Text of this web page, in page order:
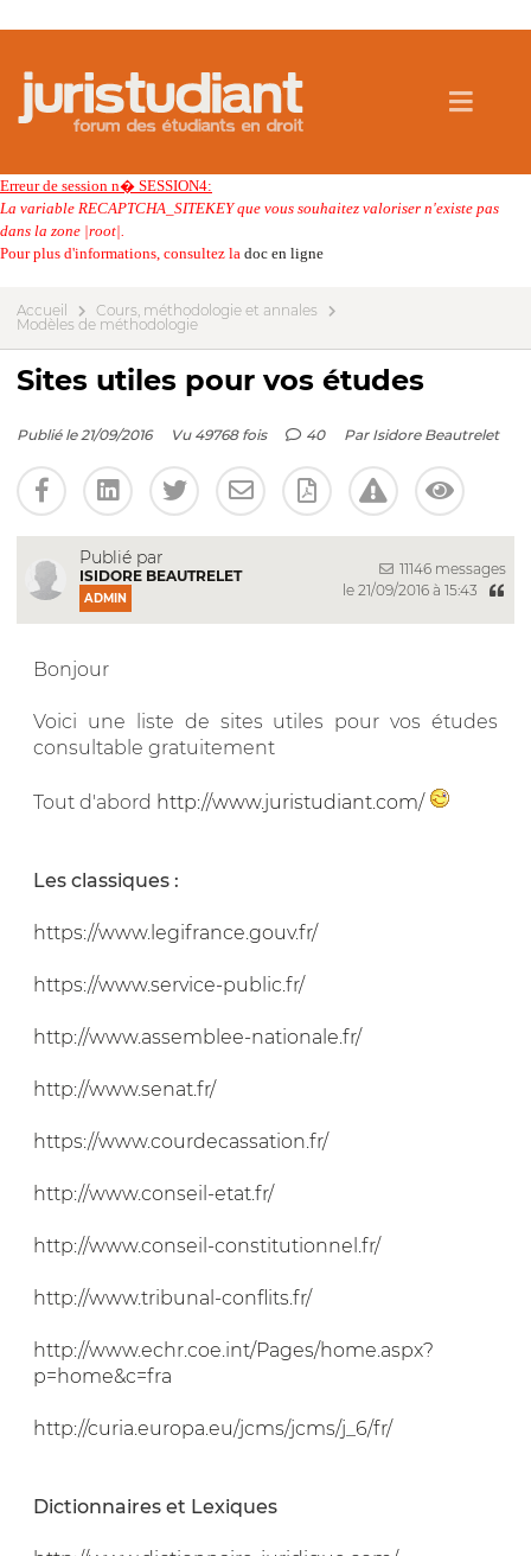
Erreur de session n� SESSION4:
La variable RECAPTCHA_SITEKEY que vous souhaitez valoriser n'existe pas
dans la zone |root|.
Pour plus d'informations, consultez la doc en ligne
Accueil
Cours, méthodologie et annales
Modèles de méthodologie
Sites utiles pour vos études
Publié le 21/09/2016 Vu 49768 fois 40 Par Isidore Beautrelet
Publié par
ISIDORE BEAUTRELET
ADMIN
11146 messages
le 21/09/2016 à 15:43
Bonjour
Voici une liste de sites utiles pour vos études
consultable gratuitement
Tout d'abord http://www.juristudiant.com/
Les classiques :
https://www.legifrance.gouv.fr/
https://www.service-public.fr/
http://www.assemblee-nationale.fr/
http://www.senat.fr/
https://www.courdecassation.fr/
http://www.conseil-etat.fr/
http://www.conseil-constitutionnel.fr/
http://www.tribunal-conflits.fr/
http://www.echr.coe.int/Pages/home.aspx?
p=home&c=fra
http://curia.europa.eu/jcms/jcms/j_6/fr/
Dictionnaires et Lexiques